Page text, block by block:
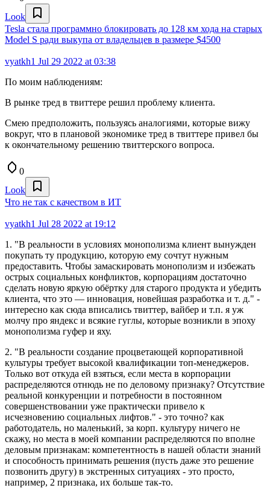
Look
Tesla стала программно блокировать до 128 км хода на старых
Model S ради выкупа от владельцев в размере $4500
vyatkh1 Jul 29 2022 at 03:38
По моим наблюдениям:
В рынке тред в твиттере решил проблему клиента.
Смею предположить, пользуясь аналогиями, которые вижу
вокруг, что в плановой экономике тред в твиттере привел бы
к окончательному решению твиттерского вопроса.
0
Look
Что не так с качеством в ИТ
vyatkh1 Jul 28 2022 at 19:12
1. "В реальности в условиях монополизма клиент вынужден
покупать ту продукцию, которую ему сочтут нужным
предоставить. Чтобы замаскировать монополизм и избежать
острых социальных конфликтов, корпорациям достаточно
сделать новую яркую обёртку для старого продукта и убедить
клиента, что это — инновация, новейшая разработка и т. д." -
интересно как сюда вписались твиттер, вайбер и т.п. я уж
молчу про яндекс и всякие гуглы, которые возникли в эпоху
монополизма гуфер и яху.
2. "В реальности создание процветающей корпоративной
культуры требует высокой квалификации топ-менеджеров.
Только вот откуда ей взяться, если места в корпорации
распределяются отнюдь не по деловому признаку? Отсутствие
реальной конкуренции и потребности в постоянном
совершенствовании уже практически привело к
исчезновению социальных лифтов." - это точно? как
работодатель, но маленький, за корп. культуру ничего не
скажу, но места в моей компании распределяются по вполне
деловым признакам: компетентность в нашей области знаний
и способность принимать решения (пусть даже это решение
позвонить другу) в экстренных ситуациях - это просто,
например, 2 признака, их больше так-то.